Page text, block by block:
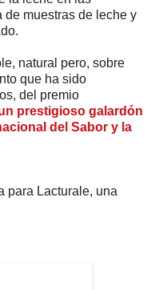
muestras de leche y
natural pero, sobre
que ha sido
del premio
prestigioso galardón
del Sabor y la
para Lacturale, una